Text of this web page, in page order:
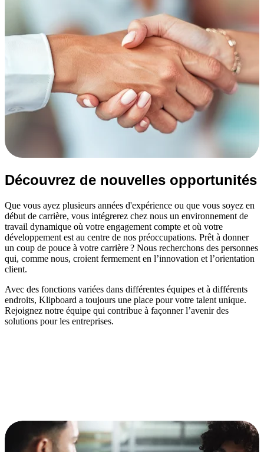
Découvrez de nouvelles opportunités
Que vous ayez plusieurs années d'expérience ou que vous soyez en
début de carrière, vous intégrerez chez nous un environnement de
travail dynamique où votre engagement compte et où votre
développement est au centre de nos préoccupations. Prêt à donner
un coup de pouce à votre carrière ? Nous recherchons des personnes
qui, comme nous, croient fermement en l’innovation et l’orientation
client.
Avec des fonctions variées dans différentes équipes et à différents
endroits, Klipboard a toujours une place pour votre talent unique.
Rejoignez notre équipe qui contribue à façonner l’avenir des
solutions pour les entreprises.